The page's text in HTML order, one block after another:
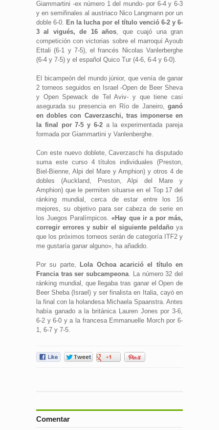
Giammartini -ex número 1 del mundo- por 6-4 y 6-3
y en semifinales al austriaco Nico Langmann por un
doble 6-0. En la lucha por el título venció 6-2 y 6-
3 al vigués, de 16 años, que cuajó una gran
competición con victorias sobre el marroquí Ayoub
Ettali (6-1 y 7-5), el francés Nicolas Vanlerberghe
(6-4 y 7-5) y el español Quico Tur (4-6, 6-4 y 6-0).
El bicampeón del mundo júnior, que venía de ganar
2 torneos seguidos en Israel -Open de Beer Sheva
y Open Spewack de Tel Aviv- y que tiene casi
asegurada su presencia en Río de Janeiro, ganó
en dobles con Caverzaschi, tras imponerse en
la final por 7-5 y 6-2a la experimentada pareja
formada por Giammartini y Vanlenberghe.
Con este nuevo doblete, Caverzaschi ha disputado
suma este curso 4 títulos individuales (Preston,
Biel-Bienne, Alpi del Mare y Amphion) y otros 4 de
dobles (Auckland, Preston, Alpi del Mare y
Amphion) que le permiten situarse en el Top 17 del
ránking mundial, cerca de estar entre los 16
mejores, su objetivo para ser cabeza de serie en
los Juegos Paralímpicos.«Hay que ir a por más,
corregir errores y subir el siguiente peldañoya
que los próximos torneos serán de categoría ITF2 y
me gustaría ganar alguno», ha añadido.
Por su parte,
Lola Ochoa acarició el título en
Francia tras ser subcampeona. La número 32 del
ránking mundial, que llegaba tras ganar el Open de
Beer Sheba (Israel) y ser finalista en Italia, cayó en
la final con la holandesa Michaela Spaanstra. Antes
había ganado a la británica Lauren Jones por 3-6,
6-2 y 6-0 y a la francesa Emmanuelle Morch por 6-
1, 6-7 y 7-5.
Comentar